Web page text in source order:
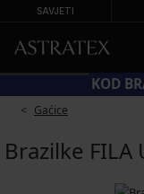
SAVJETI
KOD
Gaćice
Brazilke